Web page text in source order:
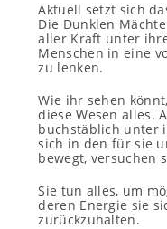
Aktuell setzt sich
Die Dunklen
aller Kraft unter
Menschen in eine
zu lenken.
Wie ihr sehen
diese Wesen alles.
buchstäblich unter
sich in den für sie
bewegt, versuchen
Sie tun alles, um
deren Energie sie
zurückzuhalten.